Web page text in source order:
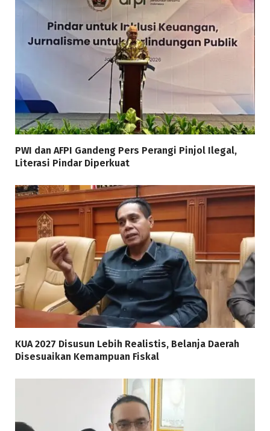
PWI dan AFPI Gandeng Pers Perangi Pinjol Ilegal,
Literasi Pindar Diperkuat
KUA 2027 Disusun Lebih Realistis, Belanja Daerah
Disesuaikan Kemampuan Fiskal